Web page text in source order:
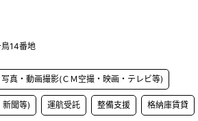
14番地
写真・動画撮影(ＣＭ空撮・映画・テレビ等)
新聞等) 運航受託 整備支援 格納庫賃貸